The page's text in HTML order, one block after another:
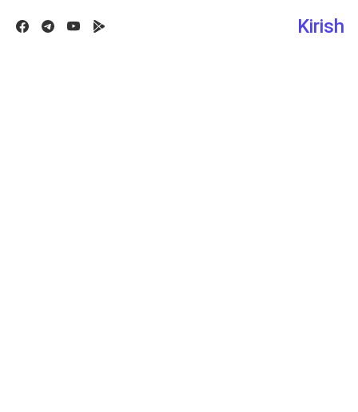
FacebookTelegram
Youtube Kirish